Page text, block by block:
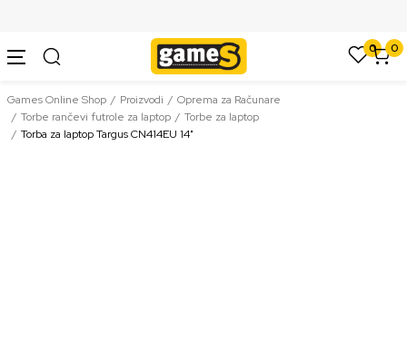
0 0
Games Online Shop Proizvodi
Oprema za Računare
Torbe rančevi futrole za laptop
Torbe za laptop
Torba za laptop Targus CN414EU 14"